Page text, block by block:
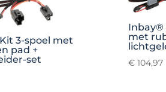
3-spoel met
pad +
set
Inbay®
met
€ 104,97